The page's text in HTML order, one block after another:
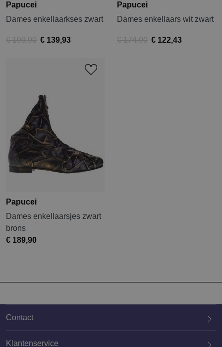
Papucei
Dames enkellaarkses zwart
€ 199,90 € 139,93
Papucei
Dames enkellaars wit zwart
€ 174,90 € 122,43
Papucei
Dames enkellaarsjes zwart
brons
€ 189,90
Contact
Klantenservice